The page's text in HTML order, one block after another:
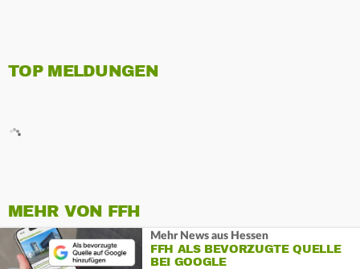
TOP MELDUNGEN
MEHR VON FFH
Mehr News aus Hessen
FFH ALS BEVORZUGTE QUELLE
BEI GOOGLE